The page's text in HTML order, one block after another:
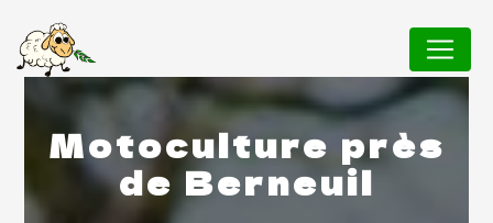
Motoculture près
de Berneuil